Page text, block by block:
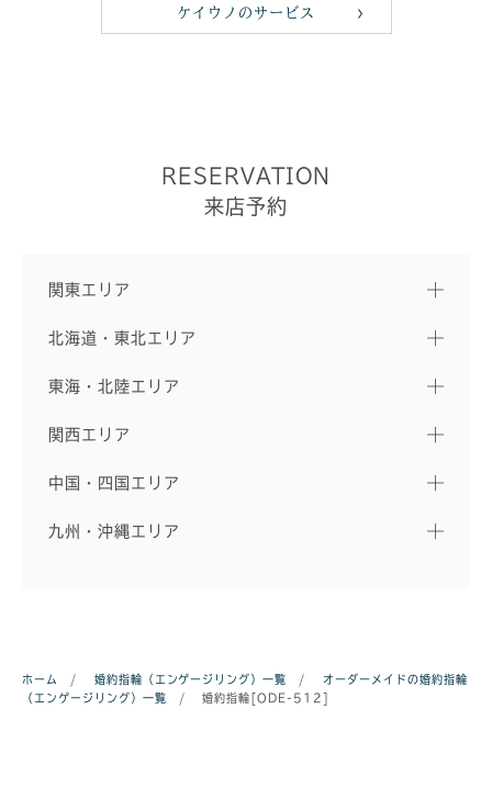
ケイウノのサービス
RESERVATION
来店予約
関東エリア
北海道・東北エリア
東海・北陸エリア
関西エリア
中国・四国エリア
九州・沖縄エリア
ホーム / 婚約指輪（エンゲージリング）一覧 /
オーダーメイドの婚約指輪
（エンゲージリング）一覧
/ 婚約指輪[ODE-512]